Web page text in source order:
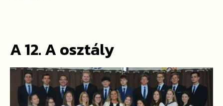
A 12. A osztály